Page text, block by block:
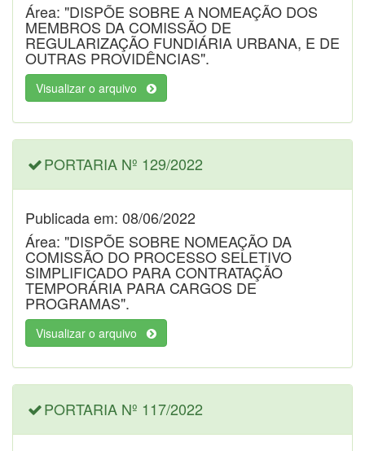
Área: "DISPÕE SOBRE A NOMEAÇÃO DOS
MEMBROS DA COMISSÃO DE
REGULARIZAÇÃO FUNDIÁRIA URBANA, E DE
OUTRAS PROVIDÊNCIAS".
Visualizar o arquivo
PORTARIA Nº 129/2022
Publicada em: 08/06/2022
Área: "DISPÕE SOBRE NOMEAÇÃO DA
COMISSÃO DO PROCESSO SELETIVO
SIMPLIFICADO PARA CONTRATAÇÃO
TEMPORÁRIA PARA CARGOS DE
PROGRAMAS".
Visualizar o arquivo
PORTARIA Nº 117/2022